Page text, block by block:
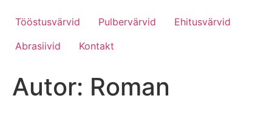
sisuTööstusvärvid Pulbervärvid
Ehitusvärvid
Abrasiivid
Kontakt
Autor: Roman